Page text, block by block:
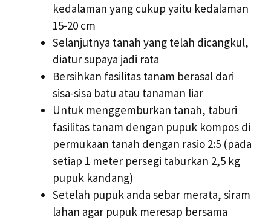
kedalaman yang cukup yaitu kedalaman
15-20 cm
Selanjutnya tanah yang telah dicangkul,
diatur supaya jadi rata
Bersihkan fasilitas tanam berasal dari
sisa-sisa batu atau tanaman liar
Untuk menggemburkan tanah, taburi
fasilitas tanam dengan pupuk kompos di
permukaan tanah dengan rasio 2:5 (pada
setiap 1 meter persegi taburkan 2,5 kg
pupuk kandang)
Setelah pupuk anda sebar merata, siram
lahan agar pupuk meresap bersama